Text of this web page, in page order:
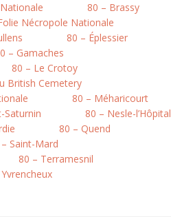
80 – Brassy
Nécropole Nationale
80 – Éplessier
– Gamaches
80 – Le Crotoy
British Cemetery
80 – Méharicourt
Saturnin
80 – Nesle-l’Hôpital
80 – Quend
Saint-Mard
80 – Terramesnil